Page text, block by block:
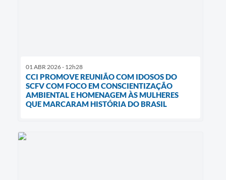
01 ABR 2026 - 12h28
CCI PROMOVE REUNIÃO COM IDOSOS DO
SCFV COM FOCO EM CONSCIENTIZAÇÃO
AMBIENTAL E HOMENAGEM ÀS MULHERES
QUE MARCARAM HISTÓRIA DO BRASIL